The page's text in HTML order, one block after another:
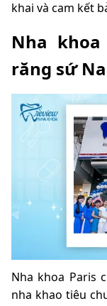
khai và cam kết
Nha
răng sứ
Nha khoa Paris
nha khao tiêu